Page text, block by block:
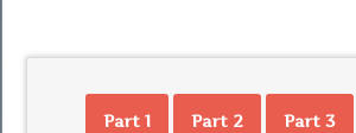
Part 1 Part 2 Part 3